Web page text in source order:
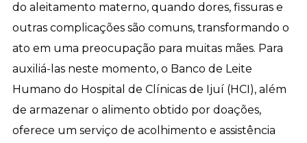
do aleitamento materno, quando dores, fissuras e
outras complicações são comuns, transformando o
ato em uma preocupação para muitas mães. Para
auxiliá-las neste momento, o Banco de Leite
Humano do Hospital de Clínicas de Ijuí (HCI), além
de armazenar o alimento obtido por doações,
oferece um serviço de acolhimento e assistência